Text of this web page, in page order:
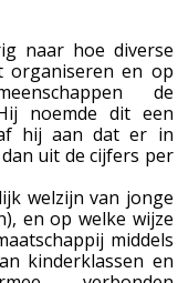
naar hoe diverse
organiseren en op
de
noemde dit een
hij aan dat er in
uit de cijfers per
welzijn van jonge
en op welke wijze
middels
kinderklassen en